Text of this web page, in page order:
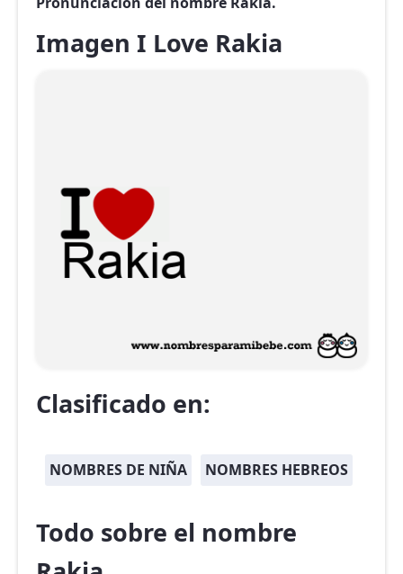
Imagen I Love Rakia
Clasificado en:
NOMBRES DE NIÑA NOMBRES HEBREOS
Todo sobre el nombre